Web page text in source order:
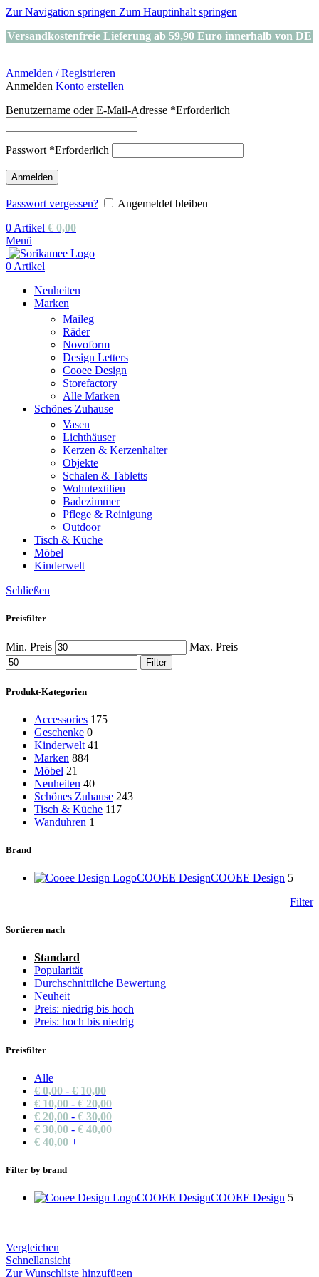
Zur Navigation springen Zum Hauptinhalt springen
Versandkostenfreie Lieferung ab 59,90 Euro innerhalb von DE
Anmelden / Registrieren
Anmelden Konto erstellen
Benutzername oder E-Mail-Adresse *Erforderlich
Passwort *Erforderlich
Anmelden
Passwort vergessen?
Angemeldet bleiben
0 Artikel € 0,00
Menü
0 Artikel
Neuheiten
Marken
Maileg
Räder
Novoform
Design Letters
Cooee Design
Storefactory
Alle Marken
Schönes Zuhause
Vasen
Lichthäuser
Kerzen & Kerzenhalter
Objekte
Schalen & Tabletts
Wohntextilien
Badezimmer
Pflege & Reinigung
Outdoor
Tisch & Küche
Möbel
Kinderwelt
Schließen
Preisfilter
Min. Preis Max. Preis
Filter
Produkt-Kategorien
Accessories 175
Geschenke 0
Kinderwelt 41
Marken 884
Möbel 21
Neuheiten 40
Schönes Zuhause 243
Tisch & Küche 117
Wanduhren 1
Brand
COOEE DesignCOOEE Design 5
Filter
Sortieren nach
Standard
Popularität
Durchschnittliche Bewertung
Neuheit
Preis: niedrig bis hoch
Preis: hoch bis niedrig
Preisfilter
Alle
€ 0,00 - € 10,00
€ 10,00 - € 20,00
€ 20,00 - € 30,00
€ 30,00 - € 40,00
€ 40,00 +
Filter by brand
COOEE DesignCOOEE Design 5
Vergleichen
Schnellansicht
Zur Wunschliste hinzufügen